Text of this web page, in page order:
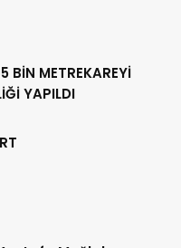
BİN METREKAREYİ
YAPILDI